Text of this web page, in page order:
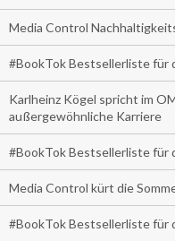
Media Control
#BookTok Bestsellerliste für
Karlheinz Kögel spricht im
außergewöhnliche Karriere
#BookTok Bestsellerliste für
Media Control kürt die
#BookTok Bestsellerliste für